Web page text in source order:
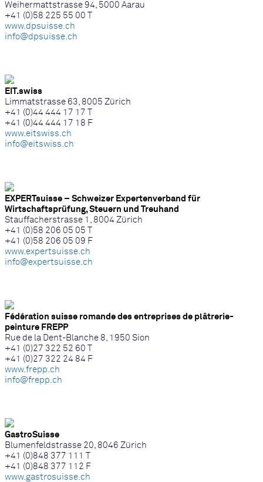
Weihermattstrasse 94, 5000 Aarau
+41 (0)58 225 55 00 T
www.dpsuisse.ch
info@dpsuisse.ch
EIT.swiss
Limmatstrasse 63, 8005 Zürich
+41 (0)44 444 17 17 T
+41 (0)44 444 17 18 F
www.eitswiss.ch
info@eitswiss.ch
EXPERTsuisse – Schweizer Expertenverband für
Wirtschaftsprüfung, Steuern und Treuhand
Stauffacherstrasse 1, 8004 Zürich
+41 (0)58 206 05 05 T
+41 (0)58 206 05 09 F
www.expertsuisse.ch
info@expertsuisse.ch
Fédération suisse romande des entreprises de plâtrerie-
peinture FREPP
Rue de la Dent-Blanche 8, 1950 Sion
+41 (0)27 322 52 60 T
+41 (0)27 322 24 84 F
www.frepp.ch
info@frepp.ch
GastroSuisse
Blumenfeldstrasse 20, 8046 Zürich
+41 (0)848 377 111 T
+41 (0)848 377 112 F
www.gastrosuisse.ch